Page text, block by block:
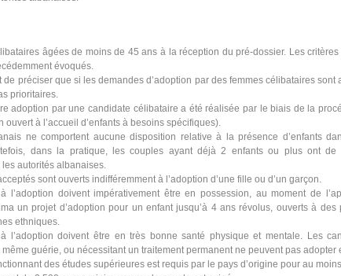
âgées de moins de 45 ans à la réception du pré-dossier. Les
évoqués.
de préciser que si les demandes d’adoption par des femmes célibataires
prioritaires.
adoption par une candidate célibataire a été réalisée par le biais de la
ouvert à l’accueil d’enfants à besoins spécifiques).
ne comportent aucune disposition relative à la présence d’enfants
dans la pratique, les couples ayant déjà 2 enfants ou plus ont de
autorités albanaises.
sont ouverts indifféremment à l’adoption d’une fille ou d’un garçon.
l’adoption doivent impérativement être en possession, au moment de
un projet d’adoption pour un enfant jusqu’à 4 ans révolus, ouverts à
ethniques.
l’adoption doivent être en très bonne santé physique et mentale. Les
guérie, ou nécessitant un traitement permanent ne peuvent pas adopter
des études supérieures est requis par le pays d’origine pour au